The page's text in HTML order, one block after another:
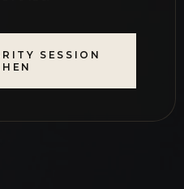
SESSION